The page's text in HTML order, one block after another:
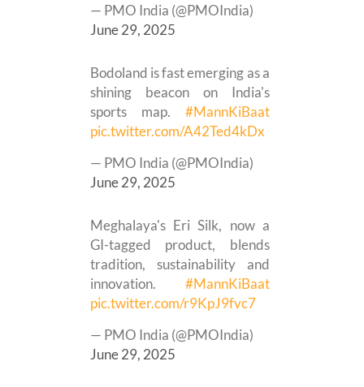
— PMO India (@PMOIndia)
June 29, 2025
Bodoland is fast emerging as a
shining beacon on India's
sports map. #MannKiBaat
pic.twitter.com/A42Ted4kDx
— PMO India (@PMOIndia)
June 29, 2025
Meghalaya's Eri Silk, now a
GI-tagged product, blends
tradition, sustainability and
innovation. #MannKiBaat
pic.twitter.com/r9KpJ9fvc7
— PMO India (@PMOIndia)
June 29, 2025